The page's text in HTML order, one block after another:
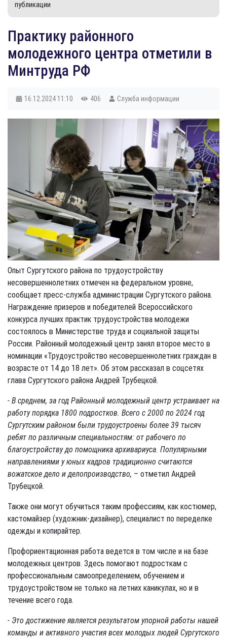
публикации
​Практику районного
молодежного центра отметили в
Минтруда РФ
16.12.2024 11:10 406 Служба информации
Опыт Сургутского района по трудоустройству
несовершеннолетних отмечен на федеральном уровне,
сообщает пресс-служба администрации Сургутского района.
Награждение призеров и победителей Всероссийского
конкурса лучших практик трудоустройства молодежи
состоялось в Министерстве труда и социальной защиты
России. Районный молодежный центр занял второе место в
номинации «Трудоустройство несовершеннолетних граждан в
возрасте от 14 до 18 лет». Об этом рассказал в соцсетях
глава Сургутского района Андрей Трубецкой.
- В среднем, за год Районный молодежный центр устраивает на
работу порядка 1800 подростков. Всего с 2000 по 2024 год
Сургутским районом были трудоустроены более 39 тысяч
ребят по различным специальностям: от рабочего по
благоустройству до помощника архивариуса. Популярными
направлениями у юных кадров традиционно считаются
вожатское дело и делопроизводство, – отметил Андрей
Трубецкой.
Также они могут обучиться таким профессиям, как костюмер,
кастомайзер (художник-дизайнер), специалист по переделке
одежды и копирайтер.
Профориентационная работа ведется в том числе и на базе
молодежных центров. Здесь помогают подросткам с
профессиональным самоопределением, обучением и
трудоустройством не только на летних каникулах, но и в
течение всего года.
- Это достижение является результатом упорной работы нашей
команды и активного участия всех молодых людей Сургутского